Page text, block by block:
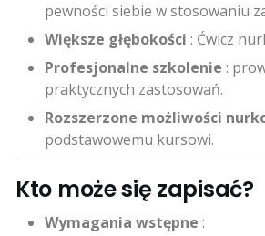
pewności siebie w stosowaniu
Większe głębokości : Ćwicz
Profesjonalne szkolenie :
praktycznych zastosowań.
Rozszerzone możliwości
podstawowemu kursowi.
Kto może się zapisać?
Wymagania wstępne :